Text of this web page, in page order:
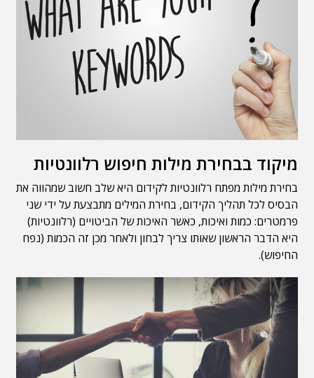
מיקוד בבחירת מילות חיפוש רלוונטיות
בחירת מילות מפתח רלוונטיות לקידום היא שלב חשוב שמהווה את
הבסיס לכל תהליך הקידום, בחירת המילים מתבצעת על ידי שני
פרמטרים: כמות ואיכות, כאשר האיכות של הביטויים (רלוונטיות)
היא הדבר הראשון שאותו צריך לבחון ולאחר מכן זה הכמות (נפח
החיפוש).